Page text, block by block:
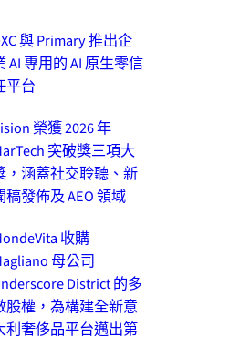
與 Primary 推出企
AI 專用的 AI 原生零信
平台
榮獲 2026 年
突破獎三項大
，涵蓋社交聆聽、新
稿發佈及 AEO 領域
收購
母公司
District 的多
股權，為構建全新意
利奢侈品平台邁出第